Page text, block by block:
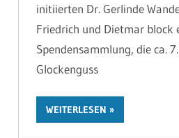
initiierten Dr. Gerlinde
Friedrich und Dietmar block
Spendensammlung, die ca.
Glockenguss
WEITERLESEN